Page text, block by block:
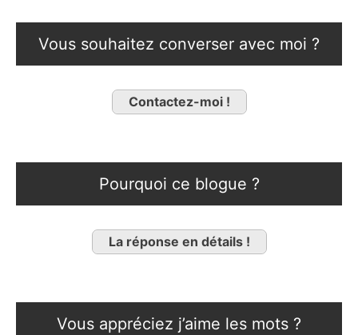
Vous souhaitez converser avec moi ?
Contactez-moi !
Pourquoi ce blogue ?
La réponse en détails !
Vous appréciez j’aime les mots ?